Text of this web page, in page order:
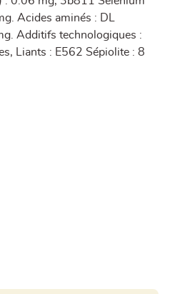
Acides aminés : DL
Additifs technologiques :
Liants : E562 Sépiolite : 8